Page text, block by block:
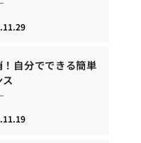
自分でできる簡単